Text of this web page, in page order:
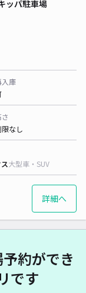
ッパ駐車場
入庫
限なし
大型車・SUV
詳細へ
約ができ
です